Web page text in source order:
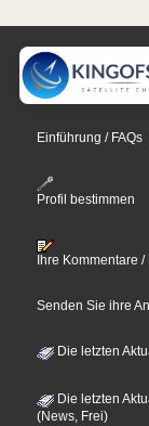
Einführung / FAQs
Profil bestimmen
Ihre Kommentare
Senden Sie ihre
Die letzten
Die letzten
(News, Frei)